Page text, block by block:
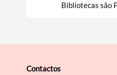
Bibliotecas são
Contactos